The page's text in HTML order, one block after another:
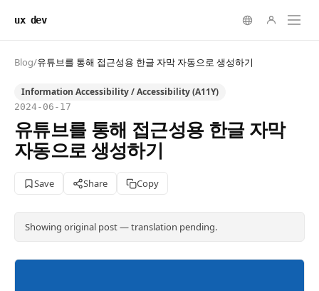
ux dev
Blog/유튜브를 통해 접근성용 한글 자막 자동으로 생성하기
Information Accessibility / Accessibility (A11Y)
2024-06-17
유튜브를 통해 접근성용 한글 자막
자동으로 생성하기
Save Share Copy
Showing original post — translation pending.